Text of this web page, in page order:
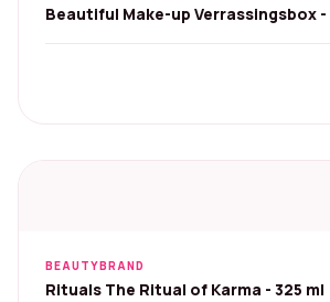
Beautiful Make-up Verrassingsbox -
BEAUTYBRAND
Rituals The Ritual of Karma - 325 ml